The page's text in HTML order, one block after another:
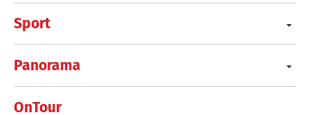
Sport
Panorama
OnTour